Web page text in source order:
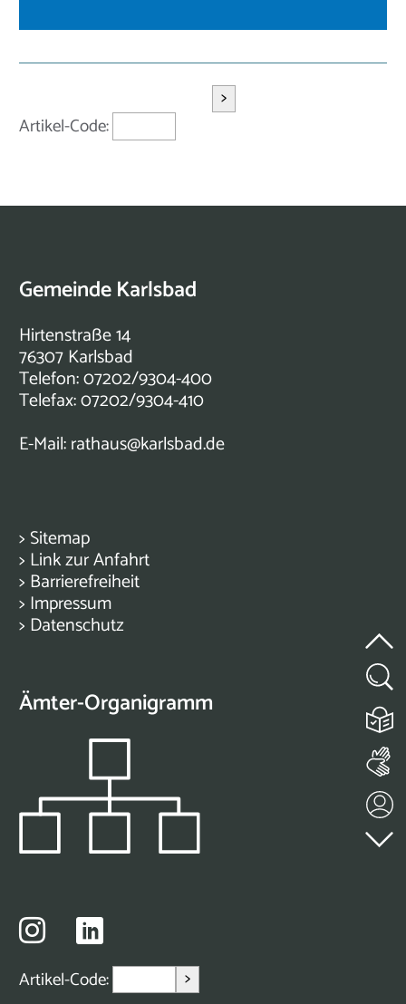
Artikel-Code:
>
Gemeinde Karlsbad
Hirtenstraße 14
76307 Karlsbad
Telefon: 07202/9304-400
Telefax: 07202/9304-410
E-Mail:rathaus@karlsbad.de
> Sitemap
> Link zur Anfahrt
> Barrierefreiheit
> Impressum
> Datenschutz
Ämter-Organigramm
Artikel-Code: >